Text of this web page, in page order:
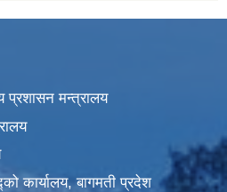
प्रशासन मन्त्रालय
कार्यालय, बागमती प्रदेश